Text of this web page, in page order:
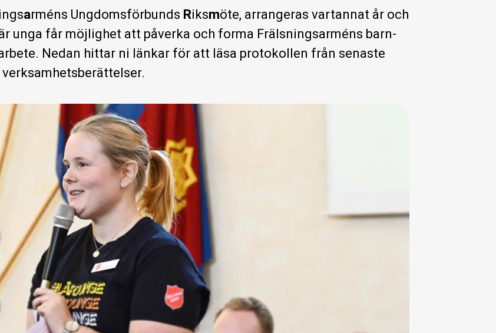
arméns Ungdomsförbunds Riksmöte, arrangeras vartannat år och
unga får möjlighet att påverka och forma Frälsningsarméns barn-
Nedan hittar ni länkar för att läsa protokollen från senaste